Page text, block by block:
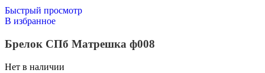
Быстрый просмотр
В избранное
Брелок СПб Матрешка ф008
Нет в наличии